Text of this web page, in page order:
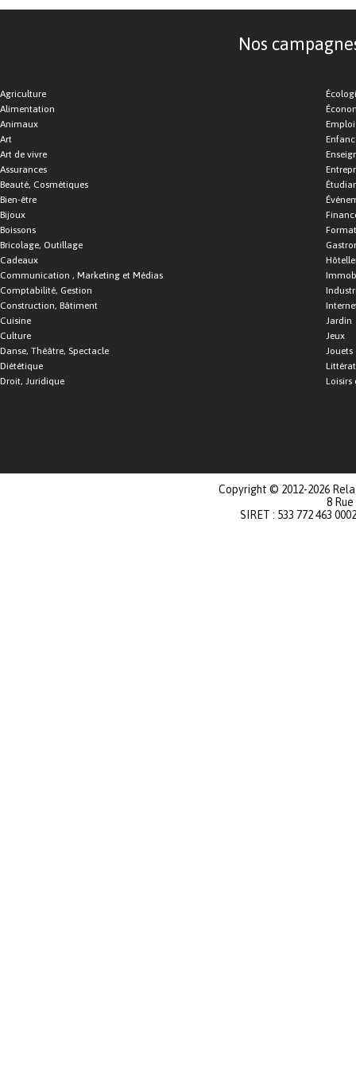
Nos
Agriculture
Alimentation
Animaux
Art
Art de vivre
Assurances
Beauté, Cosmétiques
Bien-être
Bijoux
Boissons
Bricolage, Outillage
Cadeaux
Communication , Marketing et Médias
Comptabilité, Gestion
Construction, Bâtiment
Cuisine
Culture
Danse, Théâtre, Spectacle
Diététique
Droit, Juridique
Emploi
Jardin
Jeux
Jouets
Loisirs
Copyright © 2012-2026
8
SIRET : 533 772 463